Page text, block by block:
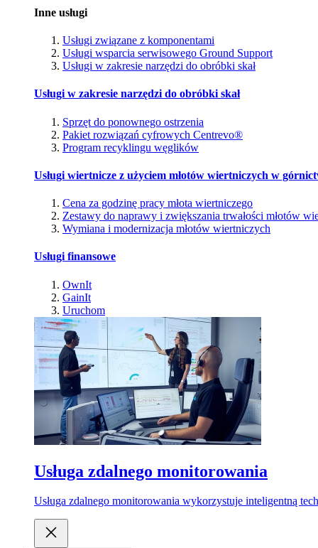
Inne usługi
Usługi związane z komponentami
Usługi wsparcia serwisowego Ground Support
Usługi w zakresie narzędzi do obróbki skał
Usługi w zakresie narzędzi do obróbki skał
Sprzęt do ponownego ostrzenia
Pakiet rozwiązań cyfrowych Centrevo®
Program recyklingu węglików
Usługi wiertnicze z użyciem młotów wiertniczych w
Cena za godzinę pracy młota wiertniczego
Zestawy do naprawy i zwiększania trwałości młotów
Wymiana i modernizacja młotów wiertniczych
Usługi finansowe
OwnIt
GainIt
Uruchom
Usługa zdalnego monitorowania
Usługa zdalnego monitorowania wykorzystuje inteligentną